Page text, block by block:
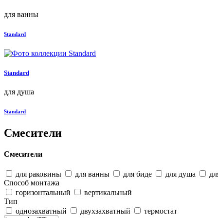
для ванны
Standard
Standard
для душа
Standard
Смесители
Смесители
для раковины для ванны для биде для душа
Способ монтажа
горизонтальный
вертикальный
Тип
однозахватный
двухзахватный термостат